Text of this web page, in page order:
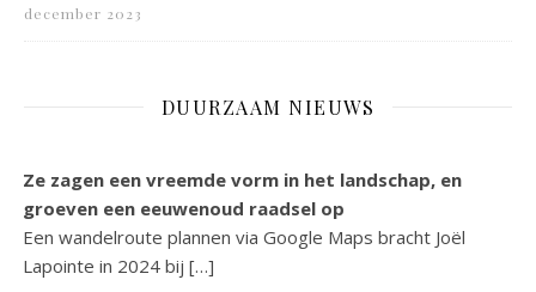
december 2023
DUURZAAM NIEUWS
Ze zagen een vreemde vorm in het landschap, en
groeven een eeuwenoud raadsel op
Een wandelroute plannen via Google Maps bracht Joël
Lapointe in 2024 bij […]